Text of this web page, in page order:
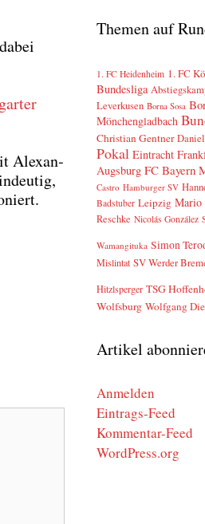
Alex­an­
Themen auf
1. FC Heidenheim 1. FC
Bundesliga
Leverkusen Borna Sosa
Mönchengladbach
Christian Gentner
Pokal Eintracht
Augsburg FC Bayern
Castro Hamburger SV
Badstuber Leipzig Mario
Reschke Nicolás González
Wamangituka Simon
Mislintat SV Werder
Hitzlsperger TSG
Wolfsburg Wolfgang
Artikel
Anmelden
Eintrags-Feed
Kommentar-Feed
WordPress.org